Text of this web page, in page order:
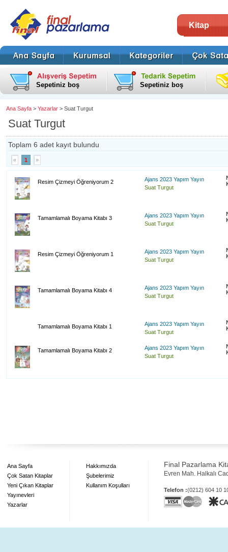
Kitap
Sepetiniz boş Sepetiniz boş
Ana Sayfa > Yazarlar > Suat Turgut
Suat Turgut
Toplam 6 adet kayıt bulundu
« 1 »
Resim Çizmeyi Öğreniyorum 2
Ajans 2023 Yapım Yayın
Suat Turgut
Tamamlamalı Boyama Kitabı 3
Ajans 2023 Yapım Yayın
Suat Turgut
Resim Çizmeyi Öğreniyorum 1
Ajans 2023 Yapım Yayın
Suat Turgut
Tamamlamalı Boyama Kitabı 4
Ajans 2023 Yapım Yayın
Suat Turgut
Tamamlamalı Boyama Kitabı 1
Ajans 2023 Yapım Yayın
Suat Turgut
Tamamlamalı Boyama Kitabı 2
Ajans 2023 Yapım Yayın
Suat Turgut
Ana Sayfa
Çok Satan Kitaplar
Yeni Çıkan Kitaplar
Yayınevleri
Yazarlar
Hakkımızda
Şubelerimiz
Kullanım Koşulları
Final Pazarlama
Evren Mah. Halkalı
Telefon :(0212) 604 10